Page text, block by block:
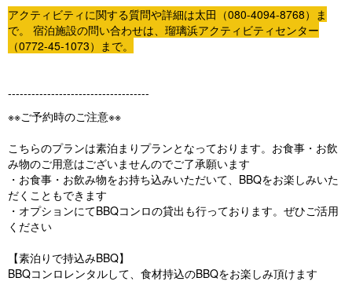
アクティビティに関する質問や詳細は太田（080-4094-8768）ま
で。 宿泊施設の問い合わせは、瑠璃浜アクティビティセンター
（0772-45-1073）まで。
------------------------------------
※※ご予約時のご注意※※
こちらのプランは素泊まりプランとなっております。お食事・お飲
み物のご用意はございませんのでご了承願います
・お食事・お飲み物をお持ち込みいただいて、BBQをお楽しみいた
だくこともできます
・オプションにてBBQコンロの貸出も行っております。ぜひご活用
ください
【素泊りで持込みBBQ】
BBQコンロレンタルして、食材持込のBBQをお楽しみ頂けます